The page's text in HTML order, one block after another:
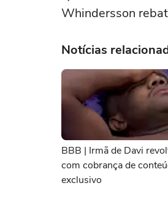
Whindersson
Notícias
BBB | Irmã de Davi
com cobrança de
exclusivo